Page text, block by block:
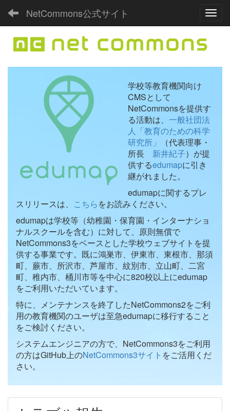
NetCommons公式サイト
学校等教育機関向け
CMSとして
NetCommonsを提供す
る活動は、 一般社団法
人「教育のための科学
研究所」
（代表理事・
所長 新井紀子）が提
供するedumapに引き
継がれました。
edumapに関するプレ
スリリースは、 こちらをお読みください。
edumapは学校等（幼稚園・保育園・インターナショ
ナルスクールを含む）に対して、原則無償で
NetCommons3をベースとした学校ウェブサイトを提
供する事業です。既に鴻巣市、伊東市、東根市、那須
町、蕨市、所沢市、芦屋市、紋別市、立山町、二宮
町、稚内市、桶川市等を中心に820校以上にedumap
をご利用いただいています。
特に、メンテナンスを終了したNetCommons2をご利
用の教育機関のユーザは至急edumapに移行すること
をご検討ください。
システムエンジニアの方で、NetCommons3をご利用
の方はGitHub上のNetCommons3サイト をご活用くだ
さい。